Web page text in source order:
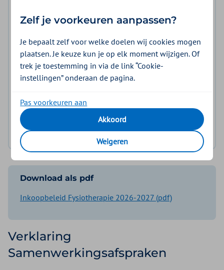
Contracteerprocedure
Planning en termijnen
Naleving en controle
Bijlage 1: Voorwaarden praktijkkwaliteitsregister
Bijlage 2: Verklaring Samenwerkingsafspraken
Download als pdf
Inkoopbeleid Fysiotherapie 2026-2027 (pdf)
Verklaring
Samenwerkingsafspraken
Zelf je voorkeuren aanpassen?
Je bepaalt zelf voor welke doelen wij cookies mogen
plaatsen. Je keuze kun je op elk moment wijzigen. Of
trek je toestemming in via de link “Cookie-
instellingen” onderaan de pagina.
Pas voorkeuren aan
Akkoord
Weigeren